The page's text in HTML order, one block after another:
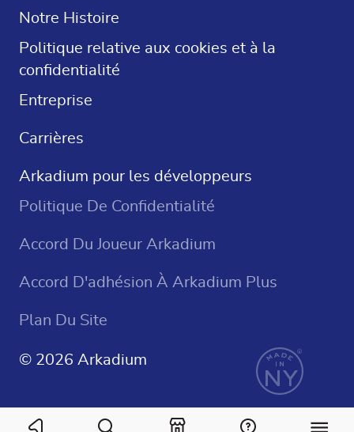
Sudoku
Notre Histoire
Politique relative aux cookies et à la
confidentialité
Entreprise
Carrières
Arkadium pour les développeurs
Politique De Confidentialité
Accord Du Joueur Arkadium
Accord D'adhésion À Arkadium Plus
Plan Du Site
© 2026 Arkadium